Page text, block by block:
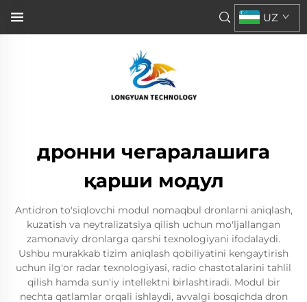
UZ
дронни чегаралашига
қарши модул
Antidron to'siqlovchi modul nomaqbul dronlarni aniqlash,
kuzatish va neytralizatsiya qilish uchun mo'ljallangan
zamonaviy dronlarga qarshi texnologiyani ifodalaydi.
Ushbu murakkab tizim aniqlash qobiliyatini kengaytirish
uchun ilg'or radar texnologiyasi, radio chastotalarini tahlil
qilish hamda sun'iy intellektni birlashtiradi. Modul bir
nechta qatlamlar orqali ishlaydi, avvalgi bosqichda dron